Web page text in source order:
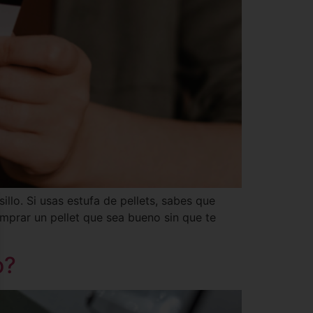
Si usas estufa de pellets, sabes que
un pellet que sea bueno sin que te